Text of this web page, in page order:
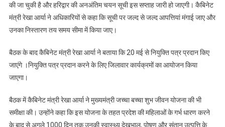
की जा चुकी है और हरिद्वार की अनअंतिम चयन सूची इस सप्ताह जारी हो जाएगी। कैबिनेट
मंत्री रेखा आर्या ने अधिकारियों से कहा कि सूची पर जल्द से जल्द आपत्तियां मंगाई जाए और
उनका निस्तारण तय समय सीमा में किया जाए।
बैठक के बाद कैबिनेट मंत्री रेखा आर्या ने बताया कि 20 मई से नियुक्ति पत्र प्रदान किए
जाएंगे ।नियुक्ति पत्र प्रदान करने के लिए जिलावार कार्यक्रमों का आयोजन किया
जाएगा।
बैठक में कैबिनेट मंत्री रेखा आर्या ने मुख्यमंत्री जच्चा बच्चा शुभ जीवन योजना की भी
समीक्षा की। उन्होंने कहा कि इस योजना के तहत प्रदेश की महिलाओं के गर्भ धारण करने
के बाद से अगले 1000 दिन तक उनकी स्वास्थ्य देखभाल, पोषण और संतान उत्पत्ति के